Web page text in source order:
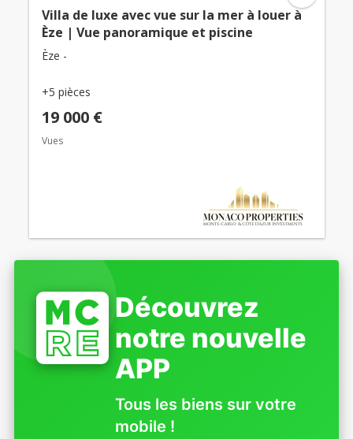
Villa de luxe avec vue sur la mer à louer à
Èze | Vue panoramique et piscine
Èze -
+5 pièces
19 000 €
Vues
Découvrez
notre nouvelle
APP
Tous les biens sur votre
mobile !